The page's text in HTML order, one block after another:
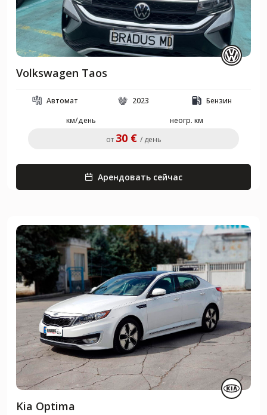
Volkswagen Taos
Автомат 2023
Бензин
км/день
неогр. км
от 30 € / день
Арендовать сейчас
Kia Optima